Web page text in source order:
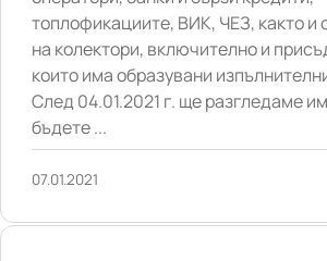
топлофикациите, ВИК, ЧЕЗ, както и
на колектори, включително и
които има образувани
След 04.01.2021 г. ще разгледаме
бъдете ...
07.01.2021